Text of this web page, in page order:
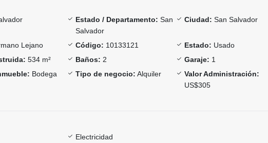
Estado / Departamento: San
Salvador
Ciudad: San Salvador
Lejano Código: 10133121 Estado: Usado
534 m² Baños: 2 Garaje: 1
Bodega Tipo de negocio: Alquiler
Valor Administración:
US$305
Electricidad